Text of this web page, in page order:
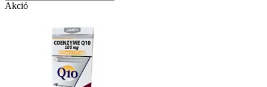
Akció